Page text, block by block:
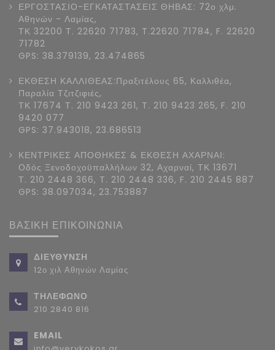
ΕΡΓΟΣΤΑΣΙΟ-ΕΓΚΑΤΑΣΤΑΣΕΙΣ ΘΗΒΑΣ: 72ο χλμ.
Αθηνών - Λαμίας,
ΤΚ 32200 Τ. 22620 71783, T.22620 71784, F. 22620
71782
GPS: 38.379139, 23.474865
ΕΚΘΕΣΗ ΚΑΛΛΙΘΕΑΣ:Πραξιτέλους 65, Καλλιθέα,
Παραλία Τζιτζιφιές,
ΤΚ 17674 Τ. 210 9423 261, T. 210 9423 265, F. 210
9420 077
GPS: 37.943018, 23.686513
ΚΕΝΤΡΙΚΕΣ ΑΠΟΘΗΚΕΣ & ΕΚΘΕΣΗ ΑΧΑΡΝΑΙ:
Οδός Ξενοδοχοϋπαλλήλων 32, Αχαρναί, ΤΚ 13671
Τ. 210 2448 366, T. 210 2448 336, F. 210 2445 887
GPS: 38.097034, 23.753887
ΒΑΣΙΚΗ ΕΠΙΚΟΙΝΩΝΙΑ
ΔΙΕΥΘΥΝΣΗ
12ο χιλ Αθηνών Λαμίας
ΤΗΛΕΦΩΝΟ
210 2840 816
EMAIL